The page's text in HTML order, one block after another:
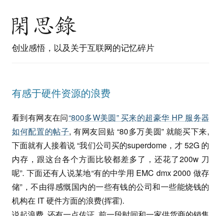
创业感悟，以及关于互联网的记忆碎片
有感于硬件资源的浪费
看到有网友在问“800多W美圆” 买来的超豪华 HP 服务器
如何配置的帖子, 有网友回贴 “80多万美圆” 就能买下来,
下面就有人接着说 “我们公司买的superdome，才 52G 的
内存，跟这台各个方面比较都差多了，还花了200w 刀
呢”. 下面还有人说某地“有的中学用 EMC dmx 2000 做存
储”，不由得感慨国内的一些有钱的公司和一些能烧钱的
机构在 IT 硬件方面的浪费(挥霍).